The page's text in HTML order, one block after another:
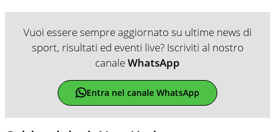
Vuoi essere sempre aggiornato su ultime news di
sport, risultati ed eventi live? Iscriviti al nostro
canaleWhatsApp
Entra nel canale WhatsApp